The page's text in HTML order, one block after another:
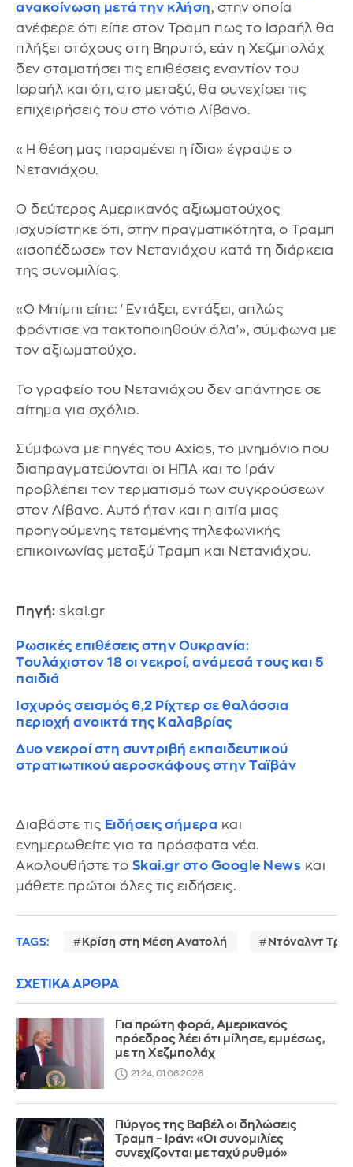
ανακοίνωση μετά την κλήση, στην οποία
ανέφερε ότι είπε στον Τραμπ πως το Ισραήλ θα
πλήξει στόχους στη Βηρυτό, εάν η Χεζμπολάχ
δεν σταματήσει τις επιθέσεις εναντίον του
Ισραήλ και ότι, στο μεταξύ, θα συνεχίσει τις
επιχειρήσεις του στο νότιο Λίβανο.
«Η θέση μας παραμένει η ίδια» έγραψε ο
Νετανιάχου.
Ο δεύτερος Αμερικανός αξιωματούχος
ισχυρίστηκε ότι, στην πραγματικότητα, ο Τραμπ
«ισοπέδωσε» τον Νετανιάχου κατά τη διάρκεια
της συνομιλίας.
«Ο Μπίμπι είπε: 'Εντάξει, εντάξει, απλώς
φρόντισε να τακτοποιηθούν όλα'», σύμφωνα με
τον αξιωματούχο.
Το γραφείο του Νετανιάχου δεν απάντησε σε
αίτημα για σχόλιο.
Σύμφωνα με πηγές του Axios, το μνημόνιο που
διαπραγματεύονται οι ΗΠΑ και το Ιράν
προβλέπει τον τερματισμό των συγκρούσεων
στον Λίβανο. Αυτό ήταν και η αιτία μιας
προηγούμενης τεταμένης τηλεφωνικής
επικοινωνίας μεταξύ Τραμπ και Νετανιάχου.
Πηγή: skai.gr
Ρωσικές επιθέσεις στην Ουκρανία:
Τουλάχιστον 18 οι νεκροί, ανάμεσά τους και 5
παιδιά
Ισχυρός σεισμός 6,2 Ρίχτερ σε θαλάσσια
περιοχή ανοικτά της Καλαβρίας
Δυο νεκροί στη συντριβή εκπαιδευτικού
στρατιωτικού αεροσκάφους στην Ταϊβάν
Διαβάστε τις Ειδήσεις σήμερα και
ενημερωθείτε για τα πρόσφατα νέα.
Ακολουθήστε το Skai.gr στο Google News και
μάθετε πρώτοι όλες τις ειδήσεις.
TAGS: Κρίση στη Μέση Ανατολή Ντόναλντ
ΣΧΕΤΙΚΑ ΑΡΘΡΑ
Για πρώτη φορά, Αμερικανός
πρόεδρος λέει ότι μίλησε, εμμέσως,
με τη Χεζμπολάχ
21:24, 01.06.2026
Πύργος της Βαβέλ οι δηλώσεις
Τραμπ – Ιράν: «Οι συνομιλίες
συνεχίζονται με ταχύ ρυθμό»